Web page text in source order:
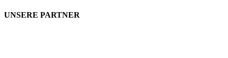
UNSERE PARTNER